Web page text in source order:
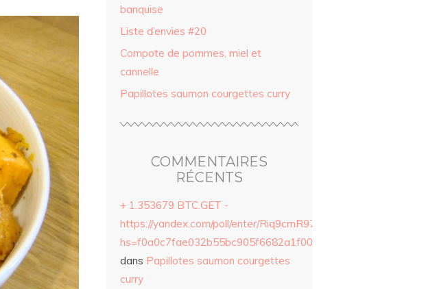
banquise
Liste d’envies #20
Compote de pommes, miel et
cannelle
Papillotes saumon courgettes curry
COMMENTAIRES
RÉCENTS
+ 1.353679 BTC.GET -
https://yandex.com/poll/enter/Riq9cmR97ue9Qcm8p2ERZ6?
hs=f0a0c7fae032b55bc905f6682a1f0042&
dans Papillotes saumon courgettes
curry